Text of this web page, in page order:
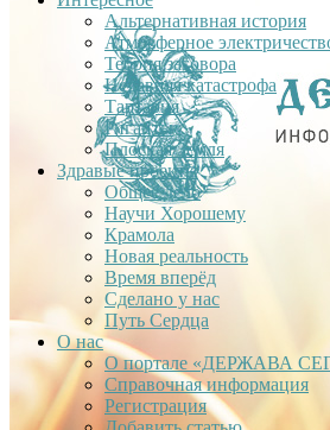
Альтернативная история
Атмосферное
Теория заговора
Недавняя катастрофа
Тартария
Гиганты
Плоская Земля
Здравые проекты
Общее дело
Научи Хорошему
Крамола
Новая реальность
Время вперёд
Сделано у нас
Путь Сердца
О нас
О портале «ДЕРЖАВА
Справочная информация
Регистрация